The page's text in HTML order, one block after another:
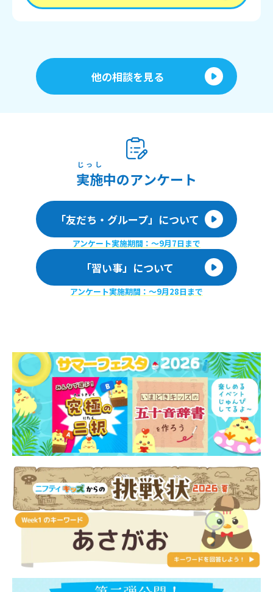
他の相談を見る
実施
じっし
中のアンケート
「友だち・グループ」について
アンケート実施期間：〜9月7日まで
「習い事」について
アンケート実施期間：〜9月28日まで